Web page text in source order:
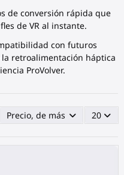
de conversión rápida que
de VR al instante.
con futuros
retroalimentación háptica
ProVolver.
Precio, de más alto a más
20